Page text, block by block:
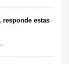
estas